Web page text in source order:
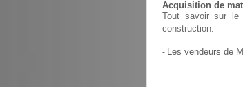
Acquisition de
Tout savoir sur
construction.
- Les vendeurs de